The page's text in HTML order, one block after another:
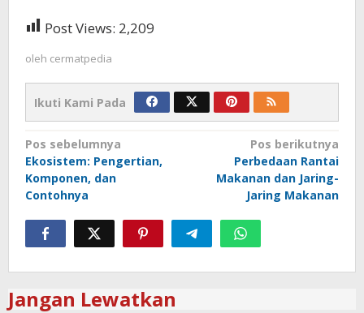
Post Views: 2,209
oleh cermatpedia
Ikuti Kami Pada
Navigasi
pos
Pos sebelumnya
Ekosistem: Pengertian,
Komponen, dan
Contohnya
Pos berikutnya
Perbedaan Rantai
Makanan dan Jaring-
Jaring Makanan
Jangan Lewatkan